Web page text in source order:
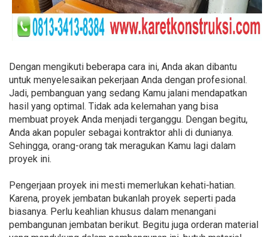
Dengan mengikuti beberapa cara ini, Anda akan dibantu
untuk menyelesaikan pekerjaan Anda dengan profesional.
Jadi, pembanguan yang sedang Kamu jalani mendapatkan
hasil yang optimal. Tidak ada kelemahan yang bisa
membuat proyek Anda menjadi terganggu. Dengan begitu,
Anda akan populer sebagai kontraktor ahli di dunianya.
Sehingga, orang-orang tak meragukan Kamu lagi dalam
proyek ini.
Pengerjaan proyek ini mesti memerlukan kehati-hatian.
Karena, proyek jembatan bukanlah proyek seperti pada
biasanya. Perlu keahlian khusus dalam menangani
pembangunan jembatan berikut. Begitu juga orderan material